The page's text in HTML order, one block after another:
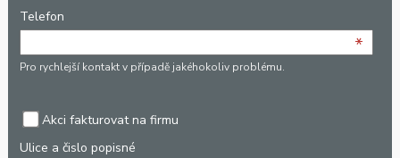
Telefon
*
Pro rychlejší kontakt v případě jakéhokoliv problému.
Akci fakturovat na firmu
Ulice a čislo popisné